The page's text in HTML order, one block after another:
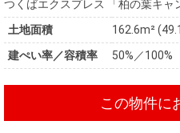
つくばエクスプレス 「柏の葉キャ
土地面積
162.6m²
建ぺい率／容積率
50%／100%
この物件に